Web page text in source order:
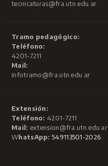
tecnicaturas@fra.utn.edu.ar
Tramo pedagógico:
Teléfono:
4201-7211
Mail:
infotramo@fra.utn.edu.ar
Extensión:
Teléfono: 4201-7211
Mail: extension@fra.utn.edu.ar
WhatsApp: 549113501-2026